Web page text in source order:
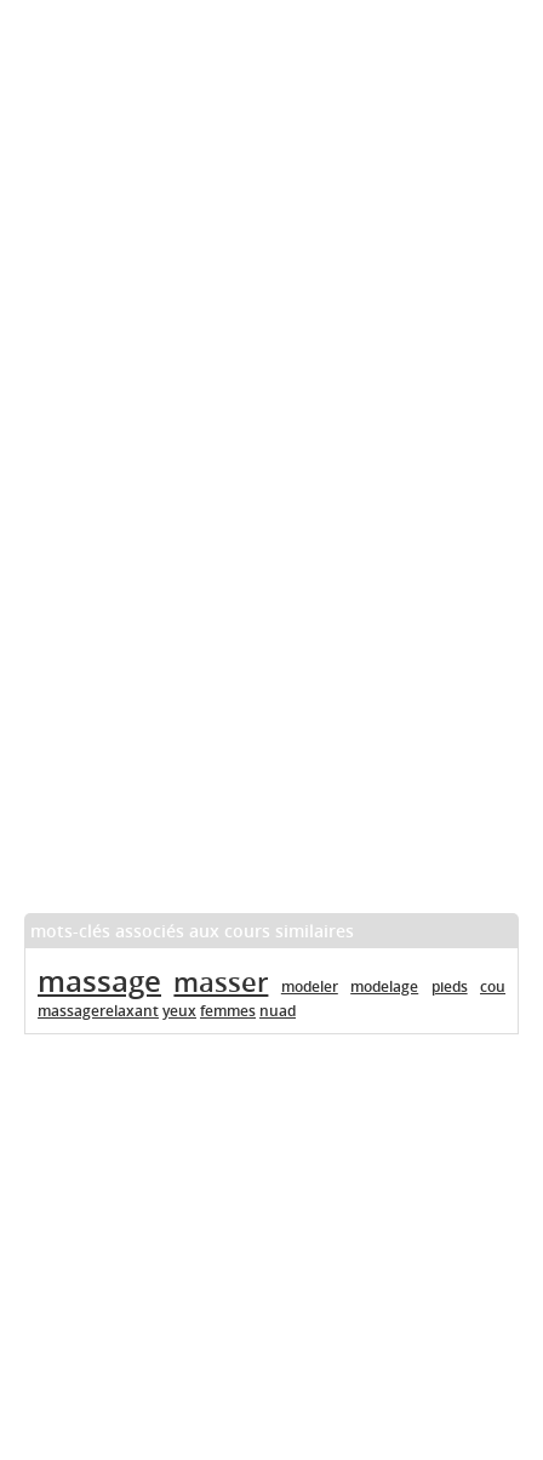
mots-clés associés aux cours similaires
massage masser modeler modelage pieds
cou
massagerelaxantyeuxfemmes nuad